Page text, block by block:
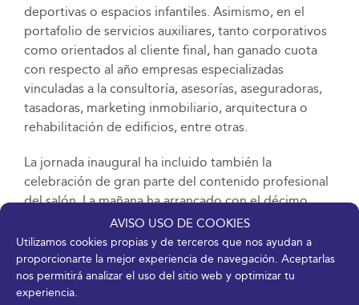
AVISO USO DE COOKIES
Utilizamos cookies propias y de terceros que nos ayudan a
proporcionarte la mejor experiencia de navegación. Aceptarlas
nos permitirá analizar el uso del sitio web y optimizar tu
experiencia.
deportivas o espacios infantiles. Asimismo, en el
portafolio de servicios auxiliares, tanto corporativos
como orientados al cliente final, han ganado cuota
con respecto al año empresas especializadas
vinculadas a la consultoría, asesorías, aseguradoras,
tasadoras, marketing inmobiliario, arquitectura o
rehabilitación de edificios, entre otras.
La jornada inaugural ha incluido también la
celebración de gran parte del contenido profesional
del salón. La mañana ha arrancado con el décimo
Encuentro Inmobiliario Internacional organizado por
Extenda-Agencia Andaluza de Promoción Exterior,
que ha traído hasta Málaga a potenciales
compradores de países como Reino Unido, Bélgica,
Holanda, Alemania, Francia o Rusia. Junto a ello, la